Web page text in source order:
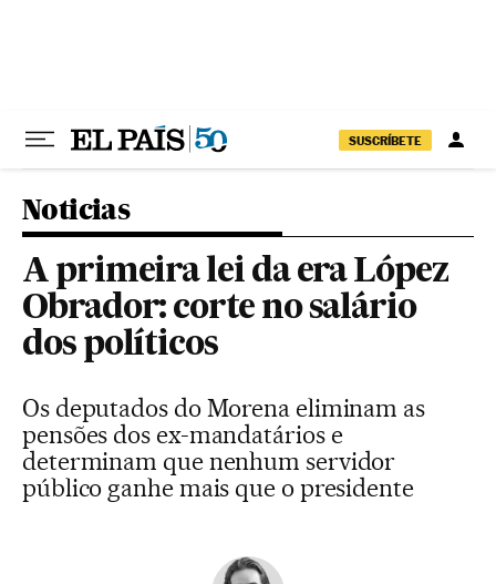
SUSCRÍBETE
Noticias
A primeira lei da era López
Obrador: corte no salário
dos políticos
Os deputados do Morena eliminam as
pensões dos ex-mandatários e
determinam que nenhum servidor
público ganhe mais que o presidente